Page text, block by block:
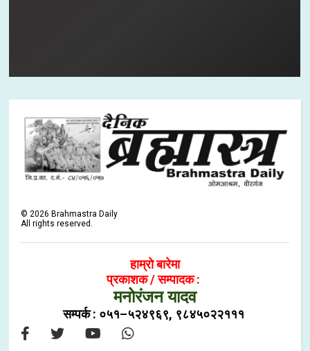
©2026 Brahmastra Daily
All rights reserved.
हाम्रो बारेमा
प्रकाशक / सम्पादक :
मनोरंजन यादव
सम्पर्क : ०५१–५२४९६९, ९८४५०२२१११